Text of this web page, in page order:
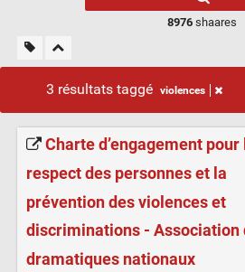
8976 shaares
3 résultats taggé violences
Charte d’engagement pour
respect des personnes et la
prévention des violences et
discriminations - Association
dramatiques nationaux